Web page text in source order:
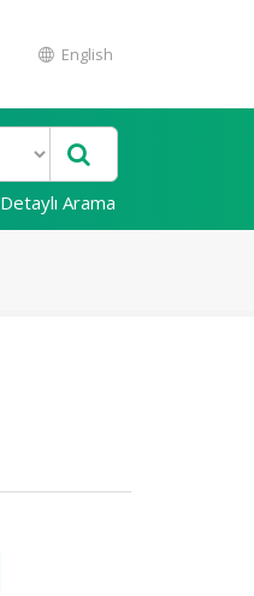
English
Detaylı Arama